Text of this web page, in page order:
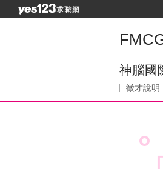
神腦國
徵才說明